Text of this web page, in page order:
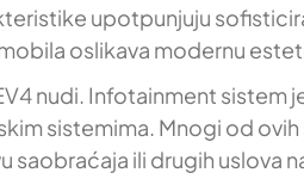
upotpunjuju
oslikava modernu
nudi. Infotainment sistem
sistemima. Mnogi od
saobraćaja ili drugih uslova